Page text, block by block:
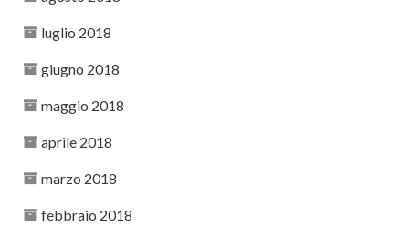
luglio 2018
giugno 2018
maggio 2018
aprile 2018
marzo 2018
febbraio 2018